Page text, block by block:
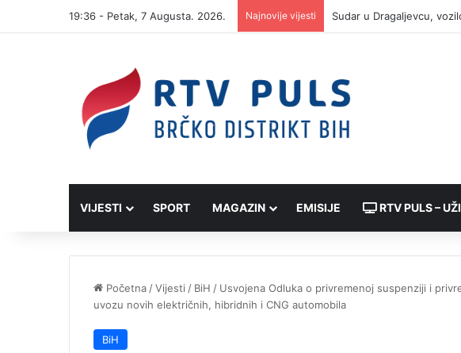
19:36 - Petak, 7 Augusta. 2026. Najnovije vijesti
VIJESTI SPORT MAGAZIN EMISIJE RTV PULS –
Početna /Vijesti / BiH / Usvojena Odluka o privremenoj suspenziji i
uvozu novih električnih, hibridnih i CNG automobila
BiH